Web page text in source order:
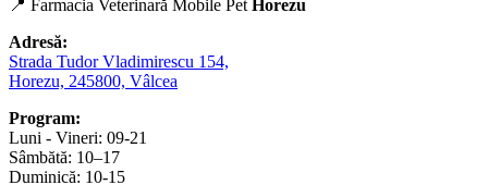
📍 Farmacia Veterinară Mobile Pet Horezu
Adresă:
Strada Tudor Vladimirescu 154,
Horezu, 245800, Vâlcea
Program:
Luni - Vineri: 09-21
Sâmbătă: 10–17
Duminică: 10-15